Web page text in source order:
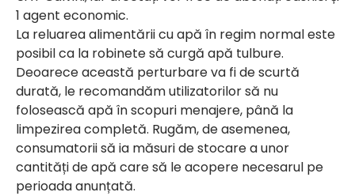
1 agent economic.
La reluarea alimentării cu apă în regim normal este
posibil ca la robinete să curgă apă tulbure.
Deoarece această perturbare va fi de scurtă
durată, le recomandăm utilizatorilor să nu
folosească apă în scopuri menajere, până la
limpezirea completă. Rugăm, de asemenea,
consumatorii să ia măsuri de stocare a unor
cantități de apă care să le acopere necesarul pe
perioada anunțată.